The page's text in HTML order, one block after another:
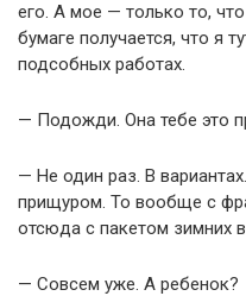
его. А мое — только то,
бумаге получается, что я
подсобных работах.
— Подожди. Она тебе это
— Не один раз. В
прищуром. То вообще с
отсюда с пакетом зимних
— Совсем уже. А ребенок?